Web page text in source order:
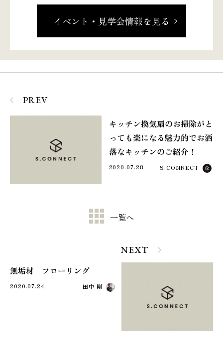
イベント・見学会情報を見る
PREV
キッチン換気扇のお掃除がと
っても楽になる魅力的でお洒
落なキッチンのご紹介！
2020.07.28 S.CONNECT
一覧へ
NEXT
無垢材 フローリング
2020.07.24 田中 剛